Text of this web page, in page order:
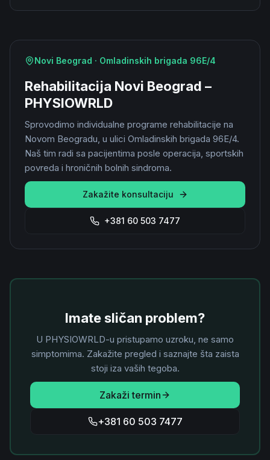
Novi Beograd · Omladinskih brigada 96E/4
Rehabilitacija Novi Beograd –
PHYSIOWRLD
Sprovodimo individualne programe rehabilitacije na
Novom Beogradu, u ulici Omladinskih brigada 96E/4.
Naš tim radi sa pacijentima posle operacija, sportskih
povreda i hroničnih bolnih sindroma.
Zakažite konsultaciju
+381 60 503 7477
Imate sličan problem?
U PHYSIOWRLD-u pristupamo uzroku, ne samo
simptomima. Zakažite pregled i saznajte šta zaista
stoji iza vaših tegoba.
Zakaži termin
+381 60 503 7477